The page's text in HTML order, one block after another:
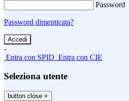
Password
Password dimenticata?
-
Entra con SPID Entra con CIE
Seleziona utente
button close ×